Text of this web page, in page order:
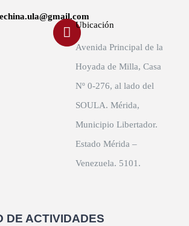
Ubicación
Avenida Principal de la
Hoyada de Milla, Casa
Nº 0-276, al lado del
SOULA. Mérida,
Municipio Libertador.
Estado Mérida –
Venezuela. 5101.
DE ACTIVIDADES